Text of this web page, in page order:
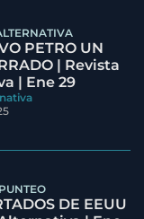
PETRO UN
| Revista
| Ene 29
DE EEUU